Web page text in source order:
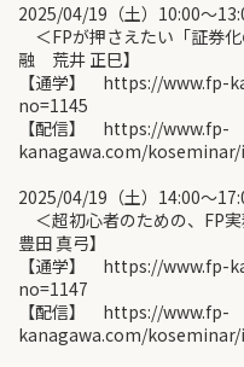
2025/04/19（土）10:00〜
＜FPが押さえたい「証券
融 荒井 正巳】
【通学】 https://www.fp-
no=1145
【配信】 https://www.fp-
kanagawa.com/koseminar/
2025/04/19（土）14:00〜
＜超初心者のための、FP
豊田 真弓】
【通学】 https://www.fp-
no=1147
【配信】 https://www.fp-
kanagawa.com/koseminar/